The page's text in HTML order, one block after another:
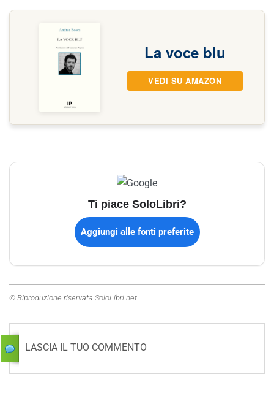
La voce blu
VEDI SU AMAZON
Ti piace SoloLibri?
Aggiungi alle fonti preferite
© Riproduzione riservata SoloLibri.net
LASCIA IL TUO COMMENTO